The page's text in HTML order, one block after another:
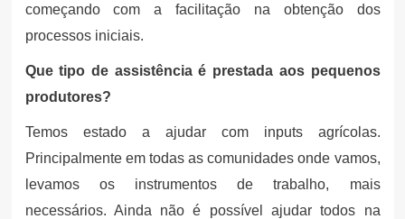
começando com a facilitação na obtenção dos
processos iniciais.
Que tipo de assistência é prestada aos pequenos
produtores?
Temos estado a ajudar com inputs agrícolas.
Principalmente em todas as comunidades onde vamos,
levamos os instrumentos de trabalho, mais
necessários. Ainda não é possível ajudar todos na